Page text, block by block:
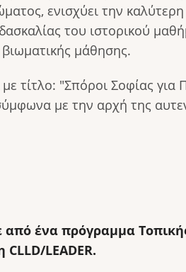
ενισχύει την
του ιστορικού
μάθησης.
τίτλο: "Σπόροι Σοφίας για
με την αρχή της
ένα πρόγραμμα
LEADER.